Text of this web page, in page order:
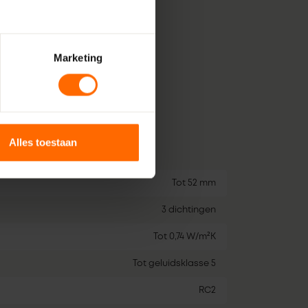
Marketing
Alles toestaan
Tot 52 mm
3 dichtingen
Tot 0,74 W/m²K
Tot geluidsklasse 5
RC2